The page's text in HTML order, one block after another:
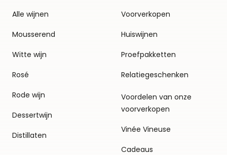
Alle wijnen
Mousserend
Witte wijn
Rosé
Rode wijn
Dessertwijn
Distillaten
Voorverkopen
Huiswijnen
Proefpakketten
Relatiegeschenken
Voordelen van onze
voorverkopen
Vinée Vineuse
Cadeaus